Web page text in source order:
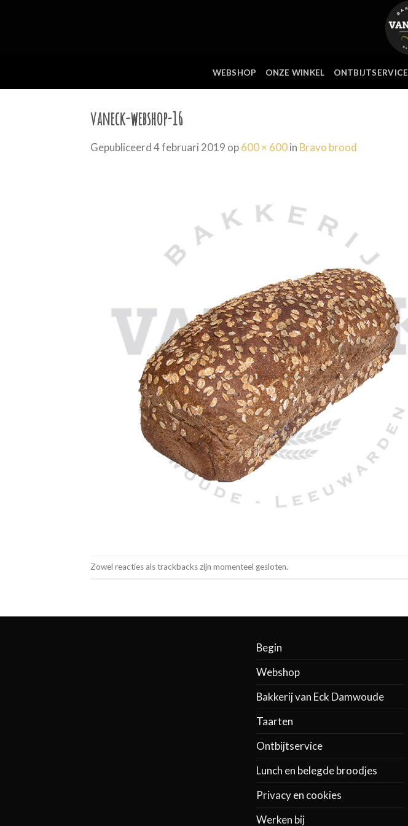
WEBSHOP ONZE WINKEL ONTBIJTSERVICE
vaneck-webshop-16
Gepubliceerd4 februari 2019 op600 × 600in Bravo brood
Zowel reacties als trackbacks zijn momenteel gesloten.
Begin
Webshop
Bakkerij van Eck Damwoude
Taarten
Ontbijtservice
Lunch en belegde broodjes
Privacy en cookies
Werken bij